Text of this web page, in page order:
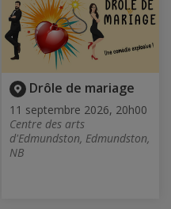
Drôle de mariage
11 septembre 2026, 20h00
Centre des arts
d'Edmundston, Edmundston,
NB